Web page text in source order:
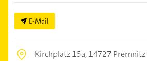
E-Mail
Kirchplatz 15a,14727 Premnitz